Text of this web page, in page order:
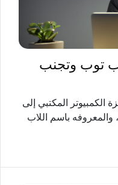
توب وتجنب
الكمبيوتر المكتبي إلى
والمعروفه باسم اللاب